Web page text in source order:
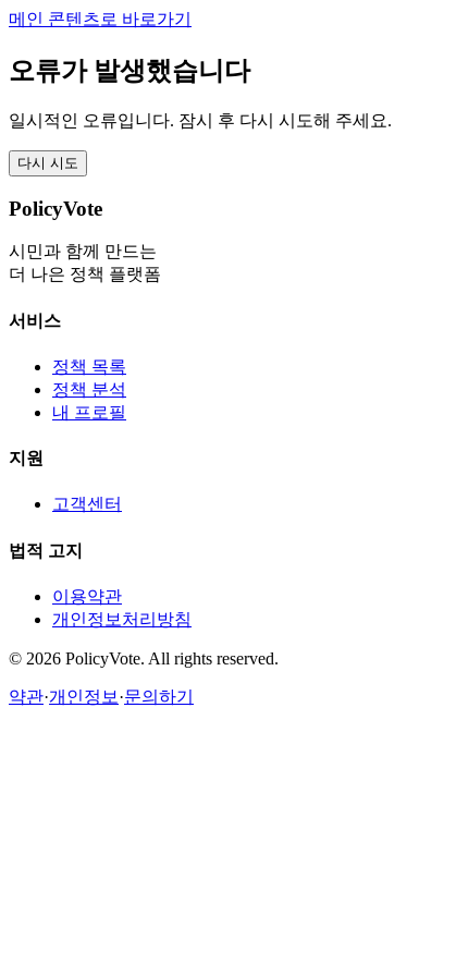
메인 콘텐츠로 바로가기
오류가 발생했습니다
일시적인 오류입니다. 잠시 후 다시 시도해 주세요.
다시 시도
PolicyVote
시민과 함께 만드는
더 나은 정책 플랫폼
서비스
정책 목록
정책 분석
내 프로필
지원
고객센터
법적 고지
이용약관
개인정보처리방침
© 2026 PolicyVote. All rights reserved.
약관·개인정보 ·문의하기